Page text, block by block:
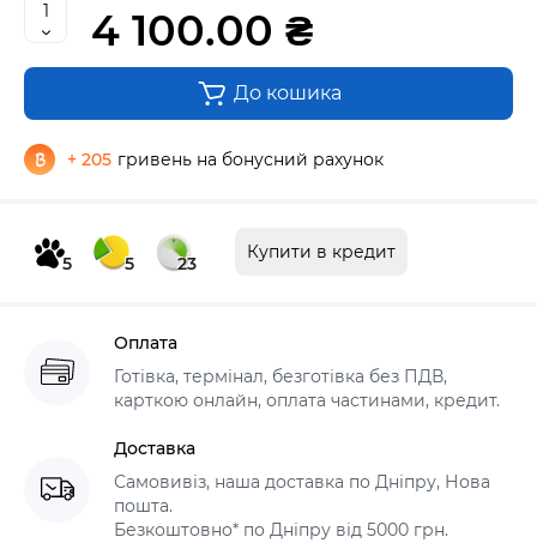
4 100.00 ₴
До кошика
+ 205 гривень на бонусний рахунок
5 5 23
Купити в кредит
Оплата
Готівка, термінал, безготівка без ПДВ,
карткою онлайн, оплата частинами, кредит.
Доставка
Самовивіз, наша доставка по Дніпру, Нова
пошта.
Безкоштовно* по Дніпру від 5000 грн.